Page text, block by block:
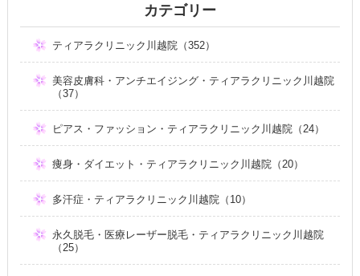
カテゴリー
ティアラクリニック川越院（352）
美容皮膚科・アンチエイジング・ティアラクリニック川越院
（37）
ピアス・ファッション・ティアラクリニック川越院（24）
痩身・ダイエット・ティアラクリニック川越院（20）
多汗症・ティアラクリニック川越院（10）
永久脱毛・医療レーザー脱毛・ティアラクリニック川越院
（25）